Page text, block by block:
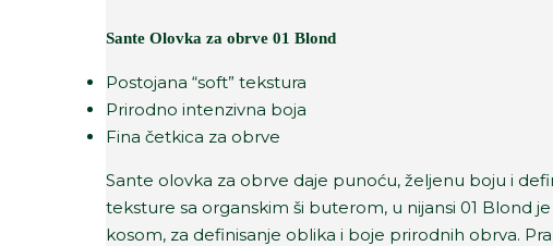
Sante Olovka za obrve 01 Blond
Postojana “soft” tekstura
Prirodno intenzivna boja
Fina četkica za obrve
Sante olovka za obrve daje punoću, željenu boju i
teksture sa organskim ši buterom, u nijansi 01 Blond
kosom, za definisanje oblika i boje prirodnih obrva.